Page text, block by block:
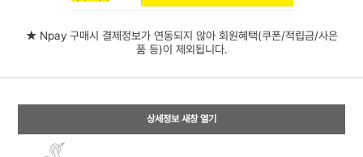
★ Npay 구매시 결제정보가 연동되지 않아 회원혜택(쿠폰/적립금/사은
품 등)이 제외됩니다.
상세정보 새창 열기